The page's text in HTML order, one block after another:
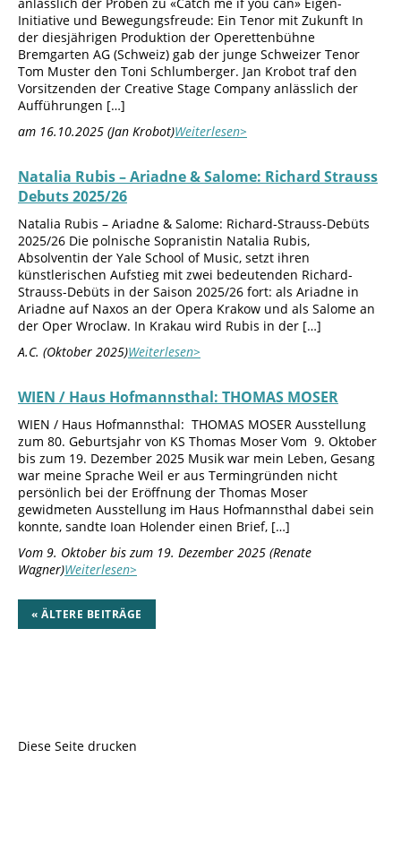
Initiative und Bewegungsfreude: Ein Tenor mit Zukunft In
der diesjährigen Produktion der Operettenbühne
Bremgarten AG (Schweiz) gab der junge Schweizer Tenor
Tom Muster den Toni Schlumberger. Jan Krobot traf den
Vorsitzenden der Creative Stage Company anlässlich der
Aufführungen […]
am 16.10.2025 (Jan Krobot)Weiterlesen>
Natalia Rubis – Ariadne & Salome: Richard Strauss
Debuts 2025/26
Natalia Rubis – Ariadne & Salome: Richard-Strauss-Debüts
2025/26 Die polnische Sopranistin Natalia Rubis,
Absolventin der Yale School of Music, setzt ihren
künstlerischen Aufstieg mit zwei bedeutenden Richard-
Strauss-Debüts in der Saison 2025/26 fort: als Ariadne in
Ariadne auf Naxos an der Opera Krakow und als Salome an
der Oper Wroclaw. In Krakau wird Rubis in der […]
A.C. (Oktober 2025)Weiterlesen>
WIEN / Haus Hofmannsthal: THOMAS MOSER
WIEN / Haus Hofmannsthal: THOMAS MOSER Ausstellung
zum 80. Geburtsjahr von KS Thomas Moser Vom 9. Oktober
bis zum 19. Dezember 2025 Musik war mein Leben, Gesang
war meine Sprache Weil er aus Termingründen nicht
persönlich bei der Eröffnung der Thomas Moser
gewidmeten Ausstellung im Haus Hofmannsthal dabei sein
konnte, sandte Ioan Holender einen Brief, […]
Vom 9. Oktober bis zum 19. Dezember 2025 (Renate
Wagner)Weiterlesen>
« ÄLTERE BEITRÄGE
Diese Seite drucken